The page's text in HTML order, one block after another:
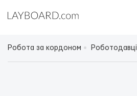
Робота за кордоном Роботодавці